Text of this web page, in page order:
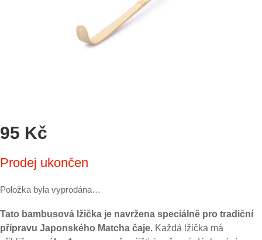
95 Kč
cena:
Prodej ukončen
Položka byla vyprodána…
Tato bambusová lžička je navržena speciálně pro tradiční
přípravu Japonského Matcha čaje. Každá lžička má